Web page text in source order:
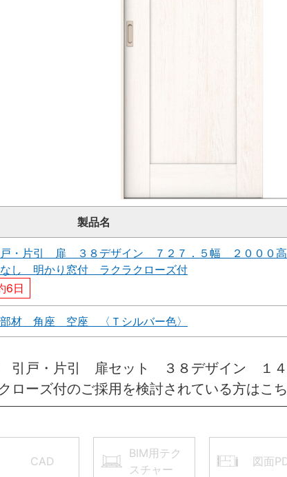
製品名
・片引 扉 ３８デザイン ７２７．５幅 ２０００
し 明かり窓付 ラクラクローズ付
6日
材 角座 空座 〈Ｔシルバー色〉
引戸・片引 扉セット ３８デザイン １
ーズ付のご採用を検討されている方はこ
CAD
BIM用テク
スチャー
図面